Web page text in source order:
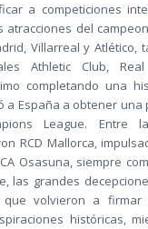
a competiciones
atracciones del
Villarreal y Atlético,
Athletic Club,
completando una
a España a obtener una
League. Entre
RCD Mallorca,
Osasuna, siempre
las grandes
que volvieron a firmar
históricas,